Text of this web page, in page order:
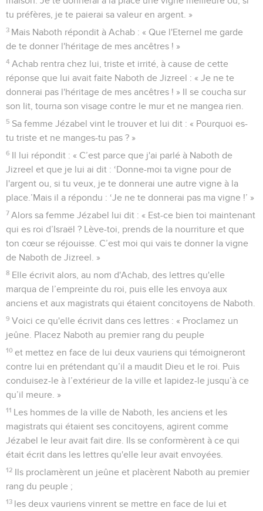
tu préfères, je te paierai sa valeur en argent. »
3 Mais Naboth répondit à Achab : « Que l'Eternel me garde
de te donner l'héritage de mes ancêtres ! »
4 Achab rentra chez lui, triste et irrité, à cause de cette
réponse que lui avait faite Naboth de Jizreel : « Je ne te
donnerai pas l'héritage de mes ancêtres ! » Il se coucha sur
son lit, tourna son visage contre le mur et ne mangea rien.
5 Sa femme Jézabel vint le trouver et lui dit : « Pourquoi es-
tu triste et ne manges-tu pas ? »
6 Il lui répondit : « C’est parce que j'ai parlé à Naboth de
Jizreel et que je lui ai dit : ‘Donne-moi ta vigne pour de
l'argent ou, si tu veux, je te donnerai une autre vigne à la
place.’Mais il a répondu : ‘Je ne te donnerai pas ma vigne !’ »
7 Alors sa femme Jézabel lui dit : « Est-ce bien toi maintenant
qui es roi d’Israël ? Lève-toi, prends de la nourriture et que
ton cœur se réjouisse. C’est moi qui vais te donner la vigne
de Naboth de Jizreel. »
8 Elle écrivit alors, au nom d'Achab, des lettres qu'elle
marqua de l’empreinte du roi, puis elle les envoya aux
anciens et aux magistrats qui étaient concitoyens de Naboth.
9 Voici ce qu'elle écrivit dans ces lettres : « Proclamez un
jeûne. Placez Naboth au premier rang du peuple
10 et mettez en face de lui deux vauriens qui témoigneront
contre lui en prétendant qu’il a maudit Dieu et le roi. Puis
conduisez-le à l’extérieur de la ville et lapidez-le jusqu’à ce
qu’il meure. »
11 Les hommes de la ville de Naboth, les anciens et les
magistrats qui étaient ses concitoyens, agirent comme
Jézabel le leur avait fait dire. Ils se conformèrent à ce qui
était écrit dans les lettres qu'elle leur avait envoyées.
12 Ils proclamèrent un jeûne et placèrent Naboth au premier
rang du peuple ;
13 les deux vauriens vinrent se mettre en face de lui et